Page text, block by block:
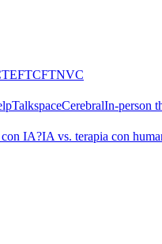
EFTCFTNVC
TalkspaceCerebralIn-person
con IA?IA vs. terapia con